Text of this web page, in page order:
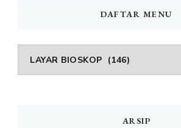
DAFTAR MENU
DAFTAR
MENU
ARSIP